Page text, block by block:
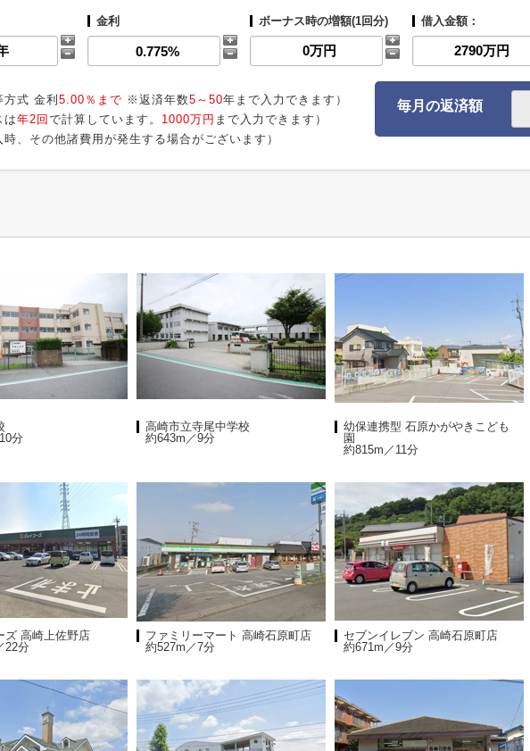
金利 ボーナス時の増額(1回分) 借入金額：
方式 金利 5.00％まで ※返済年数5～50年まで入力できます）
は年2回 で計算しています。 1000万円 まで入力できます）
時、その他諸費用が発生する場合がございます）
毎月の返済額
分
高崎市立寺尾中学校
約643m／9分
幼保連携型 石原かがやきこども
園
約815m／11分
ズ 高崎上佐野店
22分
ファミリーマート 高崎石原町店
約527m／7分
セブンイレブン 高崎石原町店
約671m／9分